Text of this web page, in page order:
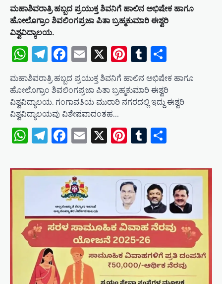
ಮಹಾಶಿವರಾತ್ರಿ ಹಬ್ಬದ ಪ್ರಯುಕ್ತ ಶಿವನಿಗೆ ಹಾಲಿನ ಅಭಿಷೇಕ ಹಾಗೂ
ಹೋಲೊಗ್ರಾಂ ಶಿವಲಿಂಗಪ್ರಜಾ ಪಿತಾ ಬ್ರಹ್ಮಕುಮಾರಿ ಈಶ್ವರಿ
ವಿಶ್ವವಿದ್ಯಾಲಯ.
WhatsApp
Telegram
Facebook
Email
X Pinterest
Tumblr
ಮಹಾಶಿವರಾತ್ರಿ ಹಬ್ಬದ ಪ್ರಯುಕ್ತ ಶಿವನಿಗೆ ಹಾಲಿನ ಅಭಿಷೇಕ ಹಾಗೂ
ಹೋಲೊಗ್ರಾಂ ಶಿವಲಿಂಗಪ್ರಜಾ ಪಿತಾ ಬ್ರಹ್ಮಕುಮಾರಿ ಈಶ್ವರಿ
ವಿಶ್ವವಿದ್ಯಾಲಯ. ಗಂಗಾವತಿಯ ಮುರಾರಿ ನಗರದಲ್ಲಿ ಇದ್ದು ಈಶ್ವರಿ
ವಿಶ್ವವಿದ್ಯಾಲಯವು ವಿಶೇಷವಾದಂತಹ…
WhatsApp
Telegram
Facebook
Email
X Pinterest
Tumblr